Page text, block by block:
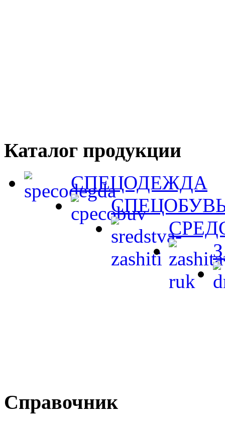
Каталог продукции
СПЕЦОДЕЖДА
Справочник